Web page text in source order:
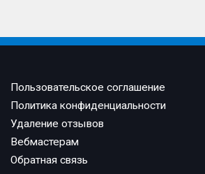
Пользовательское соглашение
Политика конфиденциальности
Удаление отзывов
Вебмастерам
Обратная связь